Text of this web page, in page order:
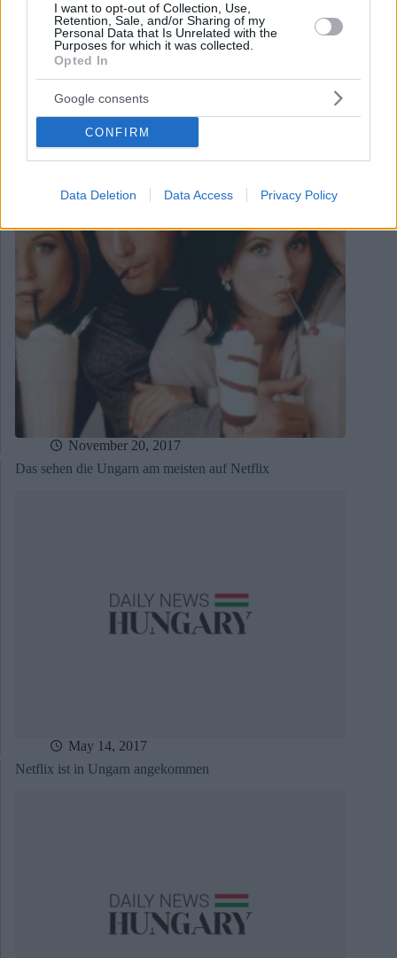
I want to opt-out of Collection, Use,
Retention, Sale, and/or Sharing of my
Personal Data that Is Unrelated with the
Purposes for which it was collected.
Opted In
Google consents
CONFIRM
Data Deletion Data Access Privacy Policy
November 28, 2017
November 20, 2017
Das sehen die Ungarn am meisten auf Netflix
May 14, 2017
Netflix ist in Ungarn angekommen